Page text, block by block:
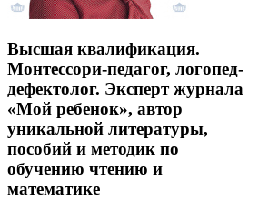
Высшая квалификация.
Монтессори-педагог, логопед-
дефектолог. Эксперт журнала
«Мой ребенок», автор
уникальной литературы,
пособий и методик по
обучению чтению и
математике